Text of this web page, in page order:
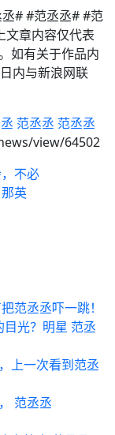
# #范丞丞# #范
文章内容仅代表
如有关于作品内
内与新浪网联
范丞丞 范丞丞
view/64502
不必
英
范丞丞吓一跳！
光？明星 范丞
上一次看到范丞
范丞丞